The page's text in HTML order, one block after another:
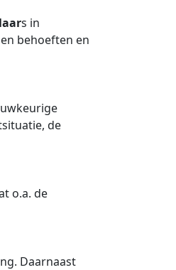
s in
behoeften en
de
o.a. de
Daarnaast